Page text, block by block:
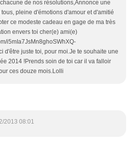
de nos résolutions,Annonce une
pleine d'émotions d'amour et d'amitié
ce modeste cadeau en gage de ma très
envers toi cher(e) ami(e)
i5mIa7JsMn8ghoSWhXQ-
d'être juste toi, pour moi.Je te souhaite une
2014 !Prends soin de toi car il va falloir
ces douze mois.Lolli
2013 08:01